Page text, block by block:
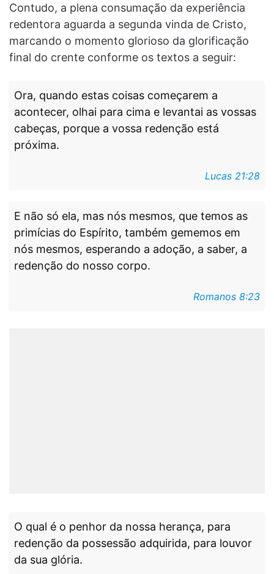
Contudo, a plena consumação da experiência
redentora aguarda a segunda vinda de Cristo,
marcando o momento glorioso da glorificação
final do crente conforme os textos a seguir:
Ora, quando estas coisas começarem a
acontecer, olhai para cima e levantai as vossas
cabeças, porque a vossa redenção está
próxima.
Lucas 21:28
E não só ela, mas nós mesmos, que temos as
primícias do Espírito, também gememos em
nós mesmos, esperando a adoção, a saber, a
redenção do nosso corpo.
Romanos 8:23
O qual é o penhor da nossa herança, para
redenção da possessão adquirida, para louvor
da sua glória.